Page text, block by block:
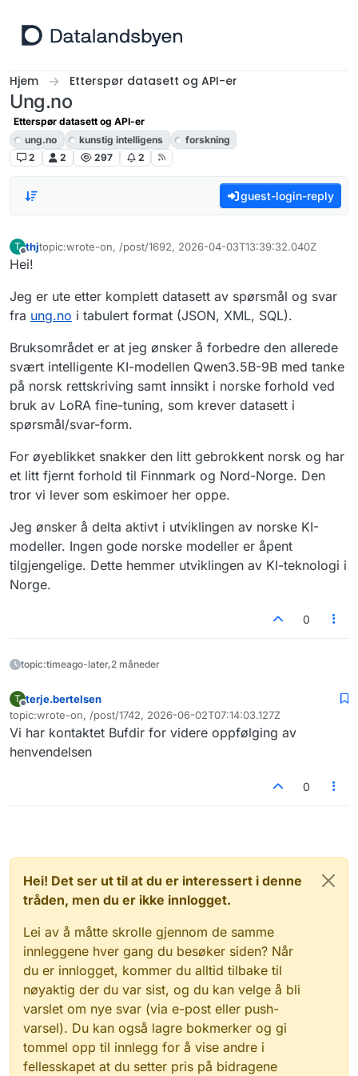
Hjem Etterspør datasett og API-er
Ung.no
Etterspør datasett og API-er
ung.no
kunstig intelligens
forskning
2
2 297 2
guest-login-reply
T
Frakoblet
thjtopic:wrote-on, /post/1692, 2026-04-03T13:39:32.040Z
Sist endret av
Hei!
Jeg er ute etter komplett datasett av spørsmål og svar
fra ung.no i tabulert format (JSON, XML, SQL).
Bruksområdet er at jeg ønsker å forbedre den allerede
svært intelligente KI-modellen Qwen3.5B-9B med tanke
på norsk rettskriving samt innsikt i norske forhold ved
bruk av LoRA fine-tuning, som krever datasett i
spørsmål/svar-form.
For øyeblikket snakker den litt gebrokkent norsk og har
et litt fjernt forhold til Finnmark og Nord-Norge. Den
tror vi lever som eskimoer her oppe.
Jeg ønsker å delta aktivt i utviklingen av norske KI-
modeller. Ingen gode norske modeller er åpent
tilgjengelige. Dette hemmer utviklingen av KI-teknologi i
Norge.
0
topic:timeago-later,2 måneder
T
Frakoblet
terje.bertelsen
topic:wrote-on, /post/1742, 2026-06-02T07:14:03.127Z
Sist endret av
Vi har kontaktet Bufdir for videre oppfølging av
henvendelsen
0
Hei! Det ser ut til at du er interessert i denne
tråden, men du er ikke innlogget.
Lei av å måtte skrolle gjennom de samme
innleggene hver gang du besøker siden? Når
du er innlogget, kommer du alltid tilbake til
nøyaktig der du var sist, og du kan velge å bli
varslet om nye svar (via e-post eller push-
varsel). Du kan også lagre bokmerker og gi
tommel opp til innlegg for å vise andre i
fellesskapet at du setter pris på bidragene